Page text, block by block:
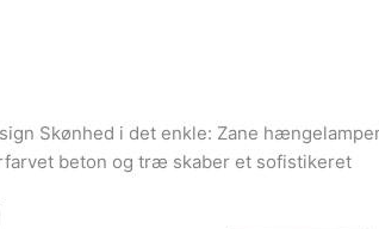
Skønhed i det enkle: Zane
beton og træ skaber et sofistikeret